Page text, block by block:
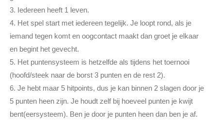
3. Iedereen heeft 1 leven.
4. Het spel start met iedereen tegelijk. Je loopt rond, als je
iemand tegen komt en oogcontact maakt dan groet je elkaar
en begint het gevecht.
5. Het puntensysteem is hetzelfde als tijdens het toernooi
(hoofd/steek naar de borst 3 punten en de rest 2).
6. Je hebt maar 5 hitpoints, dus je kan binnen 2 slagen door je
5 punten heen zijn. Je houdt zelf bij hoeveel punten je kwijt
bent(eersysteem). Ben je door je punten heen dan ben je af.